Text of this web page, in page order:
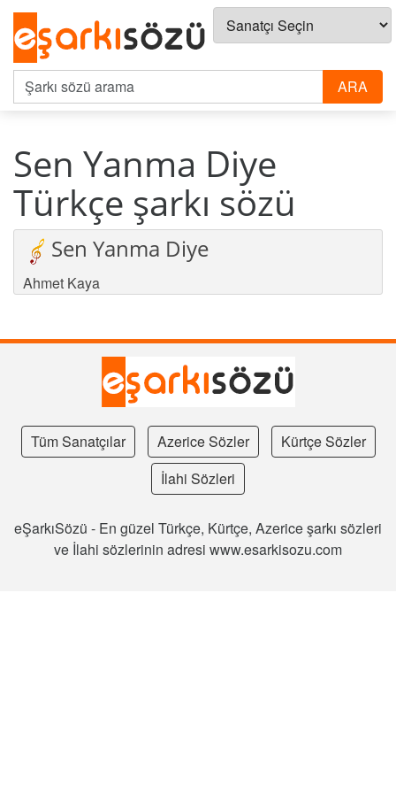
Sen Yanma Diye
Türkçe şarkı sözü
Sen Yanma Diye
Ahmet Kaya
Tüm Sanatçılar Azerice Sözler
Kürtçe Sözler
İlahi Sözleri
eŞarkıSözü - En güzel Türkçe, Kürtçe, Azerice şarkı sözleri
ve İlahi sözlerinin adresi www.esarkisozu.com